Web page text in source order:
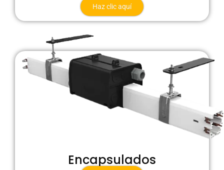
Haz clic aquí
Encapsulados